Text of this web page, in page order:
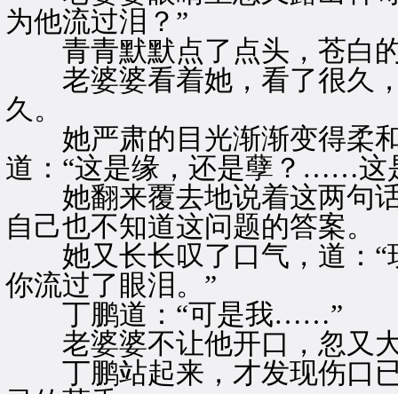
为他流过泪？”
青青默默点了点头，苍白的
老婆婆看着她，看了很久，
久。
她严肃的目光渐渐变得柔和
道：“这是缘，还是孽？……
她翻来覆去地说着这两句话
自己也不知道这问题的答案。
她又长长叹了口气，道：“
你流过了眼泪。”
丁鹏道：“可是我……”
老婆婆不让他开口，忽又大
丁鹏站起来，才发现伤口已